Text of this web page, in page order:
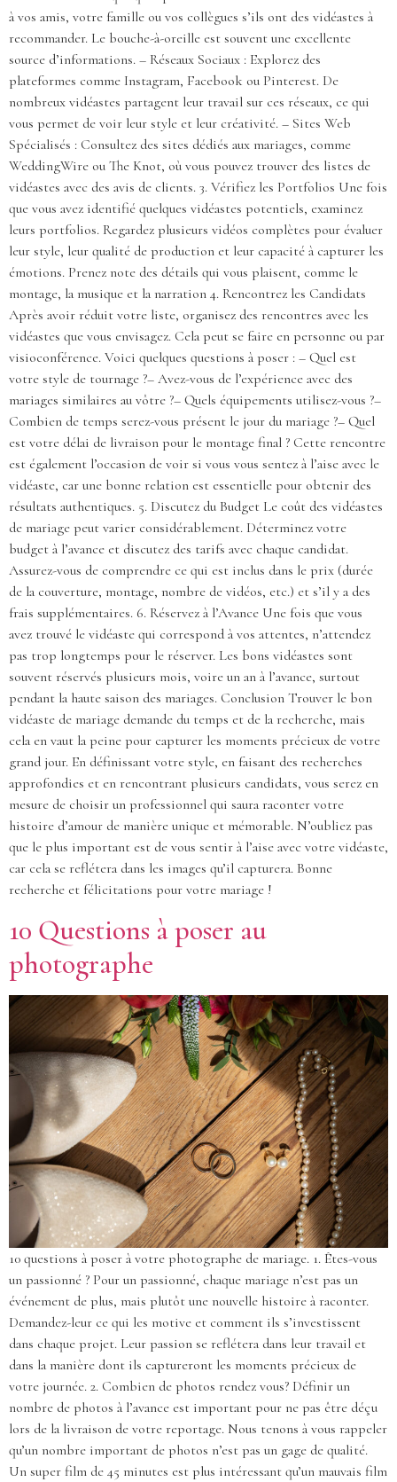
à vos amis, votre famille ou vos collègues s’ils ont des vidéastes à
recommander. Le bouche-à-oreille est souvent une excellente
source d’informations. – Réseaux Sociaux : Explorez des
plateformes comme Instagram, Facebook ou Pinterest. De
nombreux vidéastes partagent leur travail sur ces réseaux, ce qui
vous permet de voir leur style et leur créativité. – Sites Web
Spécialisés : Consultez des sites dédiés aux mariages, comme
WeddingWire ou The Knot, où vous pouvez trouver des listes de
vidéastes avec des avis de clients. 3. Vérifiez les Portfolios Une fois
que vous avez identifié quelques vidéastes potentiels, examinez
leurs portfolios. Regardez plusieurs vidéos complètes pour évaluer
leur style, leur qualité de production et leur capacité à capturer les
émotions. Prenez note des détails qui vous plaisent, comme le
montage, la musique et la narration 4. Rencontrez les Candidats
Après avoir réduit votre liste, organisez des rencontres avec les
vidéastes que vous envisagez. Cela peut se faire en personne ou par
visioconférence. Voici quelques questions à poser : – Quel est
votre style de tournage ?– Avez-vous de l’expérience avec des
mariages similaires au vôtre ?– Quels équipements utilisez-vous ?–
Combien de temps serez-vous présent le jour du mariage ?– Quel
est votre délai de livraison pour le montage final ? Cette rencontre
est également l’occasion de voir si vous vous sentez à l’aise avec le
vidéaste, car une bonne relation est essentielle pour obtenir des
résultats authentiques. 5. Discutez du Budget Le coût des vidéastes
de mariage peut varier considérablement. Déterminez votre
budget à l’avance et discutez des tarifs avec chaque candidat.
Assurez-vous de comprendre ce qui est inclus dans le prix (durée
de la couverture, montage, nombre de vidéos, etc.) et s’il y a des
frais supplémentaires. 6. Réservez à l’Avance Une fois que vous
avez trouvé le vidéaste qui correspond à vos attentes, n’attendez
pas trop longtemps pour le réserver. Les bons vidéastes sont
souvent réservés plusieurs mois, voire un an à l’avance, surtout
pendant la haute saison des mariages. Conclusion Trouver le bon
vidéaste de mariage demande du temps et de la recherche, mais
cela en vaut la peine pour capturer les moments précieux de votre
grand jour. En définissant votre style, en faisant des recherches
approfondies et en rencontrant plusieurs candidats, vous serez en
mesure de choisir un professionnel qui saura raconter votre
histoire d’amour de manière unique et mémorable. N’oubliez pas
que le plus important est de vous sentir à l’aise avec votre vidéaste,
car cela se reflétera dans les images qu’il capturera. Bonne
recherche et félicitations pour votre mariage !
10 Questions à poser au
photographe
10 questions à poser à votre photographe de mariage. 1. Êtes-vous
un passionné ? Pour un passionné, chaque mariage n’est pas un
événement de plus, mais plutôt une nouvelle histoire à raconter.
Demandez-leur ce qui les motive et comment ils s’investissent
dans chaque projet. Leur passion se reflétera dans leur travail et
dans la manière dont ils captureront les moments précieux de
votre journée. 2. Combien de photos rendez vous? Définir un
nombre de photos à l’avance est important pour ne pas être déçu
lors de la livraison de votre reportage. Nous tenons à vous rappeler
qu’un nombre important de photos n’est pas un gage de qualité.
Un super film de 45 minutes est plus intéressant qu’un mauvais film